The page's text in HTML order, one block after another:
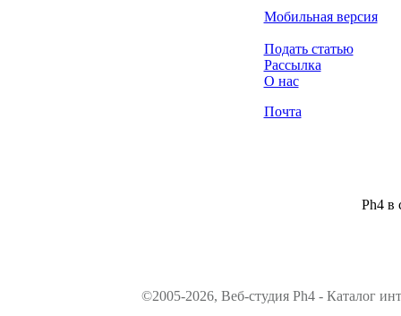
Мобильная версия
Подать статью
Рассылка
О нас
Почта
Ph4 в
©2005-2026, Веб-студия Ph4 - Каталог